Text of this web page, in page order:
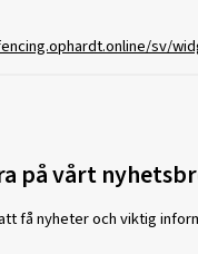
sv/
på vårt
få nyheter och viktig